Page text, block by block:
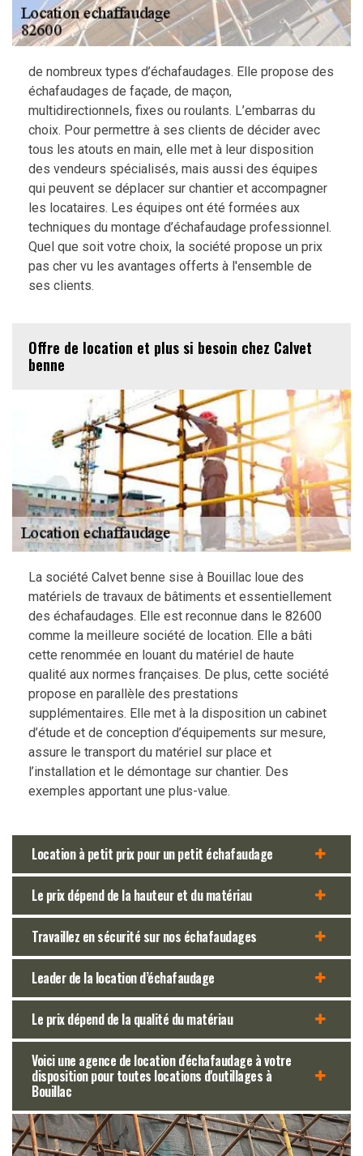
de nombreux types d’échafaudages. Elle propose des
échafaudages de façade, de maçon,
multidirectionnels, fixes ou roulants. L’embarras du
choix. Pour permettre à ses clients de décider avec
tous les atouts en main, elle met à leur disposition
des vendeurs spécialisés, mais aussi des équipes
qui peuvent se déplacer sur chantier et accompagner
les locataires. Les équipes ont été formées aux
techniques du montage d’échafaudage professionnel.
Quel que soit votre choix, la société propose un prix
pas cher vu les avantages offerts à l'ensemble de
ses clients.
Offre de location et plus si besoin chez Calvet
benne
La société Calvet benne sise à Bouillac loue des
matériels de travaux de bâtiments et essentiellement
des échafaudages. Elle est reconnue dans le 82600
comme la meilleure société de location. Elle a bâti
cette renommée en louant du matériel de haute
qualité aux normes françaises. De plus, cette société
propose en parallèle des prestations
supplémentaires. Elle met à la disposition un cabinet
d’étude et de conception d’équipements sur mesure,
assure le transport du matériel sur place et
l’installation et le démontage sur chantier. Des
exemples apportant une plus-value.
Location à petit prix pour un petit échafaudage
Le prix dépend de la hauteur et du matériau
Travaillez en sécurité sur nos échafaudages
Leader de la location d’échafaudage
Le prix dépend de la qualité du matériau
Voici une agence de location d'échafaudage à votre
disposition pour toutes locations d'outillages à
Bouillac